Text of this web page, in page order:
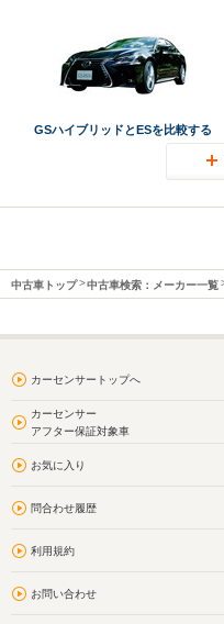
GSハイブリッドとESを比較する
中古車トップ 中古車検索：メーカー一覧
カーセンサートップへ
カーセンサー
アフター保証対象車
お気に入り
問合わせ履歴
利用規約
お問い合わせ